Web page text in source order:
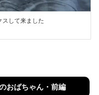
スして来ました
おばちゃん・前編